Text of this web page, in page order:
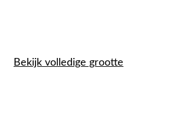
Bekijk volledige grootte